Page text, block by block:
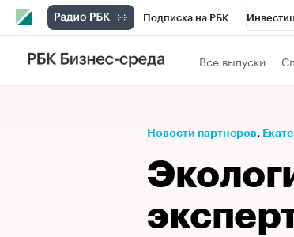
Подписка на РБК
РБК Вино
Проверка контрагентов
Все выпуски
Новости партнеров⁠,